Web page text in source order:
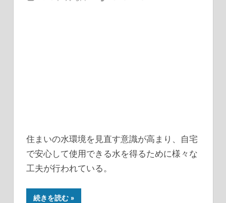
住まいの水環境を見直す意識が高まり、自宅
で安心して使用できる水を得るために様々な
工夫が行われている。
続きを読む